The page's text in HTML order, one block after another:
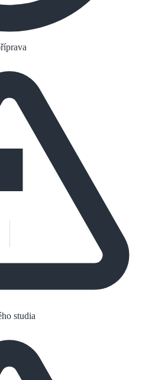
studia